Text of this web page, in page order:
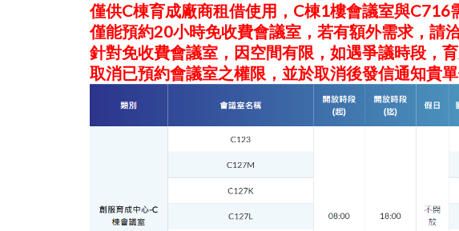
僅供C棟育成廠商租借使用，C棟1樓會議室與C716
僅能預約20小時免收費會議室，若有額外需求，請
針對免收費會議室，因空間有限，如遇爭議時段，
取消已預約會議室之權限，並於取消後發信通知貴